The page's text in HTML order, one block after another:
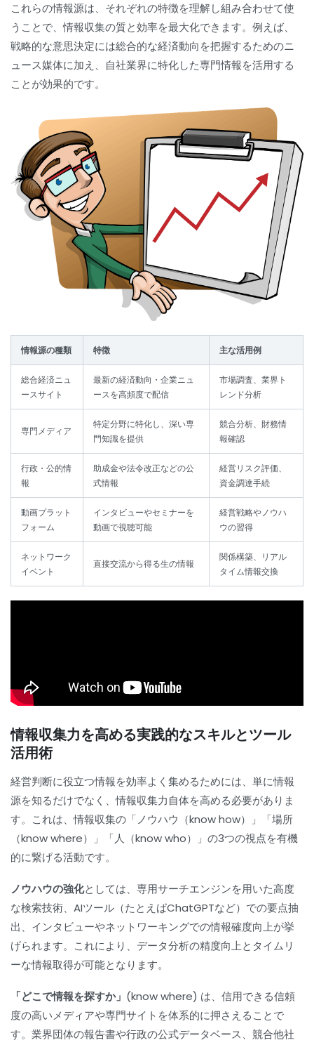
これらの情報源は、それぞれの特徴を理解し組み合わせて使
うことで、情報収集の質と効率を最大化できます。例えば、
戦略的な意思決定には総合的な経済動向を把握するためのニ
ュース媒体に加え、自社業界に特化した専門情報を活用する
ことが効果的です。
情報源の種類 特徴 主な活用例
総合経済ニュ
ースサイト
最新の経済動向・企業ニュ
ースを高頻度で配信
市場調査、業界ト
レンド分析
専門メディア
特定分野に特化し、深い専
門知識を提供
競合分析、財務情
報確認
行政・公的情
報
助成金や法令改正などの公
式情報
経営リスク評価、
資金調達手続
動画プラット
フォーム
インタビューやセミナーを
動画で視聴可能
経営戦略やノウハ
ウの習得
ネットワーク
イベント
直接交流から得る生の情報
関係構築、リアル
タイム情報交換
情報収集力を高める実践的なスキルとツール
活用術
経営判断に役立つ情報を効率よく集めるためには、単に情報
源を知るだけでなく、情報収集力自体を高める必要がありま
す。これは、情報収集の「ノウハウ（know how）」「場所
（know where）」「人（know who）」の3つの視点を有機
的に繋げる活動です。
ノウハウの強化としては、専用サーチエンジンを用いた高度
な検索技術、AIツール（たとえばChatGPTなど）での要点抽
出、インタビューやネットワーキングでの情報確度向上が挙
げられます。これにより、データ分析の精度向上とタイムリ
ーな情報取得が可能となります。
「どこで情報を探すか」(know where) は、信用できる信頼
度の高いメディアや専門サイトを体系的に押さえることで
す。業界団体の報告書や行政の公式データベース、競合他社